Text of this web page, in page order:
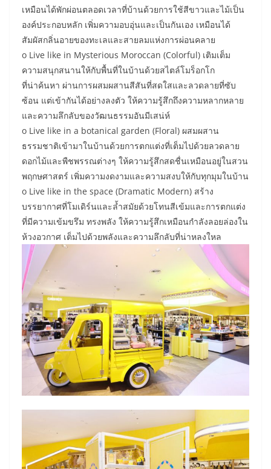
เหมือนได้พักผ่อนตลอดเวลาที่บ้านด้วยการใช้สีขาวและไม้เป็น
องค์ประกอบหลัก เพิ่มความอบอุ่นและเป็นกันเอง เหมือนได้
สัมผัสกลิ่นอายของทะเลและสายลมแห่งการผ่อนคลาย
o Live like in Mysterious Moroccan (Colorful) เติมเต็ม
ความสนุกสนานให้กับพื้นที่ในบ้านด้วยสไตล์โมร็อกโก
ที่น่าค้นหา ผ่านการผสมผสานสีสันที่สดใสและลวดลายที่ซับ
ซ้อน แต่เข้ากันได้อย่างลงตัว ให้ความรู้สึกถึงความหลากหลาย
และความลึกลับของวัฒนธรรมอันมีเสน่ห์
o Live like in a botanical garden (Floral) ผสมผสาน
ธรรมชาติเข้ามาในบ้านด้วยการตกแต่งที่เต็มไปด้วยลวดลาย
ดอกไม้และพืชพรรณต่างๆ ให้ความรู้สึกสดชื่นเหมือนอยู่ในสวน
พฤกษศาสตร์ เพิ่มความงดงามและความสงบให้กับทุกมุมในบ้าน
o Live like in the space (Dramatic Modern) สร้าง
บรรยากาศที่โมเดิร์นและล้ำสมัยด้วยโทนสีเข้มและการตกแต่ง
ที่มีความเข้มขรึม ทรงพลัง ให้ความรู้สึกเหมือนกำลังลอยล่องใน
ห้วงอวกาศ เต็มไปด้วยพลังและความลึกลับที่น่าหลงใหล